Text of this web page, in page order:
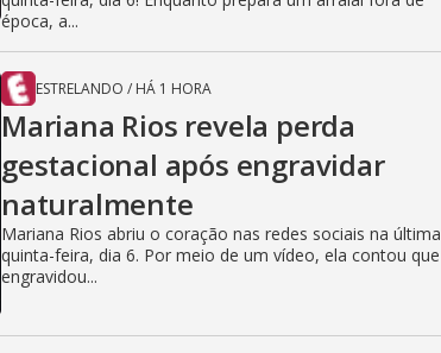
época, a...
ESTRELANDO / HÁ 1 HORA
Mariana Rios revela perda
gestacional após engravidar
naturalmente
Mariana Rios abriu o coração nas redes sociais na última
quinta-feira, dia 6. Por meio de um vídeo, ela contou que
engravidou...